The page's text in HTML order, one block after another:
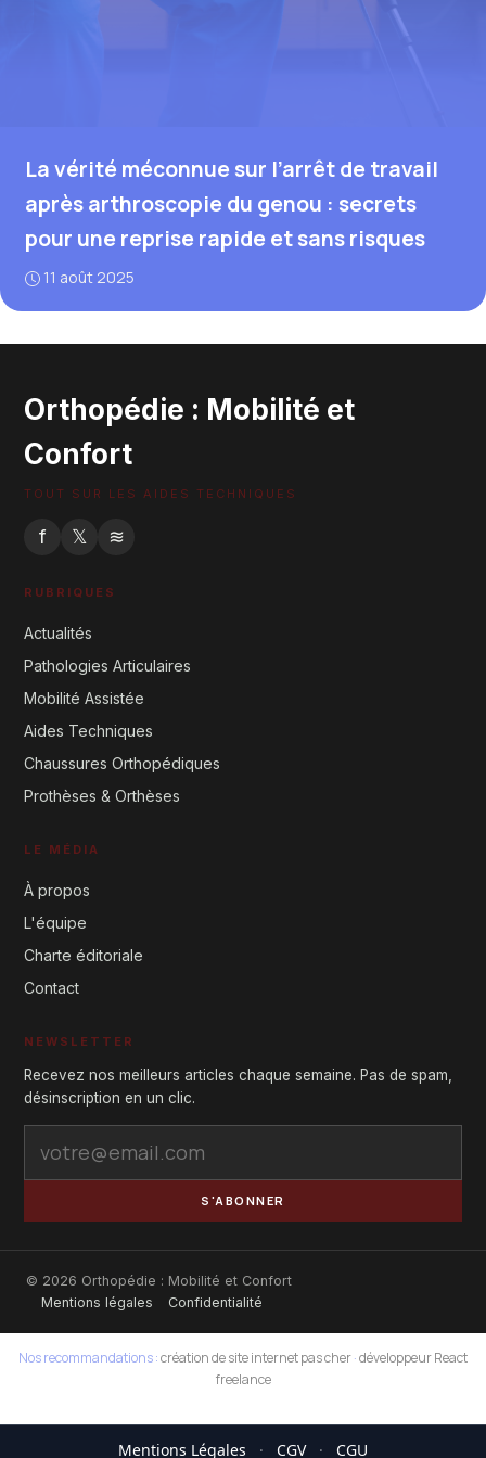
La vérité méconnue sur l’arrêt de travail
après arthroscopie du genou : secrets
pour une reprise rapide et sans risques
11 août 2025
Orthopédie : Mobilité et
Confort
TOUT SUR LES AIDES TECHNIQUES
f 𝕏 ≋
RUBRIQUES
Actualités
Pathologies Articulaires
Mobilité Assistée
Aides Techniques
Chaussures Orthopédiques
Prothèses & Orthèses
LE MÉDIA
À propos
L'équipe
Charte éditoriale
Contact
NEWSLETTER
Recevez nos meilleurs articles chaque semaine. Pas de spam,
désinscription en un clic.
S'ABONNER
© 2026 Orthopédie : Mobilité et Confort
Mentions légales
Confidentialité
Nos recommandations :création de site internet pas cher·développeur React
freelance
Mentions Légales · CGV · CGU